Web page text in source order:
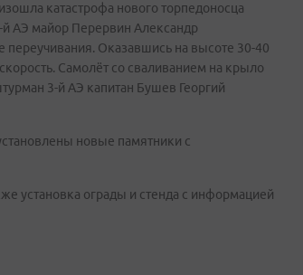
катастрофа нового торпедоносца
й АЭ майор Перервин Александр
Оказавшись на высоте 30-40
Самолёт со сваливанием на крыло
3-й АЭ капитан Бушев Георгий
новые памятники с
установка ограды и стенда с информацией